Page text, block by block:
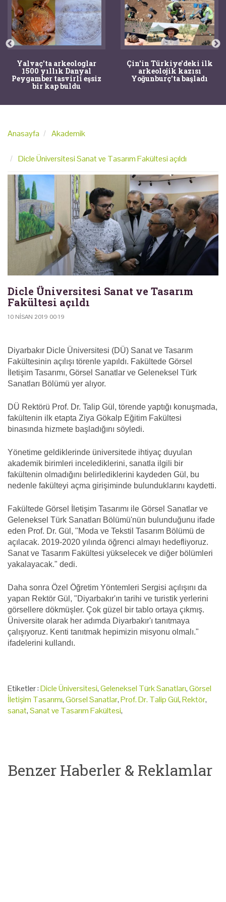
Yalvaç'ta arkeologlar
1500 yıllık Danyal
Peygamber tasvirli eşsiz
bir kap buldu
Çin'in Türkiye'deki ilk
arkeolojik kazısı
Yoğunburç'ta başladı
Anasayfa Akademik
Dicle Üniversitesi Sanat ve Tasarım Fakültesi açıldı
Dicle Üniversitesi Sanat ve Tasarım
Fakültesi açıldı
10 NISAN 2019 00:19
Diyarbakır Dicle Üniversitesi (DÜ) Sanat ve Tasarım
Fakültesinin açılışı törenle yapıldı. Fakültede Görsel
İletişim Tasarımı, Görsel Sanatlar ve Geleneksel Türk
Sanatları Bölümü yer alıyor.
DÜ Rektörü Prof. Dr. Talip Gül, törende yaptığı konuşmada,
fakültenin ilk etapta Ziya Gökalp Eğitim Fakültesi
binasında hizmete başladığını söyledi.
Yönetime geldiklerinde üniversitede ihtiyaç duyulan
akademik birimleri incelediklerini, sanatla ilgili bir
fakültenin olmadığını belirlediklerini kaydeden Gül, bu
nedenle fakülteyi açma girişiminde bulunduklarını kaydetti.
Fakültede Görsel İletişim Tasarımı ile Görsel Sanatlar ve
Geleneksel Türk Sanatları Bölümü'nün bulunduğunu ifade
eden Prof. Dr. Gül, "Moda ve Tekstil Tasarım Bölümü de
açılacak. 2019-2020 yılında öğrenci almayı hedefliyoruz.
Sanat ve Tasarım Fakültesi yükselecek ve diğer bölümleri
yakalayacak." dedi.
Daha sonra Özel Öğretim Yöntemleri Sergisi açılışını da
yapan Rektör Gül, "Diyarbakır'ın tarihi ve turistik yerlerini
görsellere dökmüşler. Çok güzel bir tablo ortaya çıkmış.
Üniversite olarak her adımda Diyarbakır'ı tanıtmaya
çalışıyoruz. Kenti tanıtmak hepimizin misyonu olmalı."
ifadelerini kullandı.
Etiketler :Dicle Üniversitesi,Geleneksel Türk Sanatları,Görsel
İletişim Tasarımı,Görsel Sanatlar,Prof. Dr. Talip Gül,Rektör,
sanat,Sanat ve Tasarım Fakültesi,
Benzer Haberler & Reklamlar